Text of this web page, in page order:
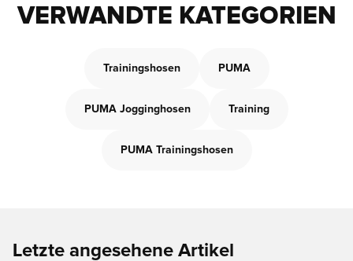
VERWANDTE KATEGORIEN
Trainingshosen PUMA
PUMA Jogginghosen Training
PUMA Trainingshosen
Letzte angesehene Artikel